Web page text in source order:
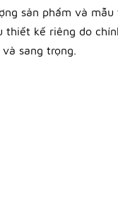
sản phẩm và
thiết kế riêng do
sang trọng.